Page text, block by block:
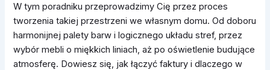
W tym poradniku przeprowadzimy Cię przez proces
tworzenia takiej przestrzeni we własnym domu. Od doboru
harmonijnej palety barw i logicznego układu stref, przez
wybór mebli o miękkich liniach, aż po oświetlenie budujące
atmosferę. Dowiesz się, jak łączyć faktury i dlaczego w